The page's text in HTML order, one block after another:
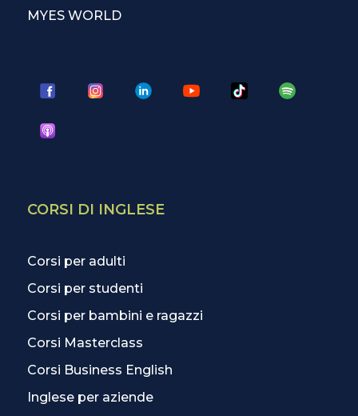
MYES WORLD
CORSI DI INGLESE
Corsi per adulti
Corsi per studenti
Corsi per bambini e ragazzi
Corsi Masterclass
Corsi Business English
Inglese per aziende